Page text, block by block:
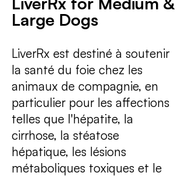
Large Dogs
LiverRx est destiné à soutenir
la santé du foie chez les
animaux de compagnie, en
particulier pour les affections
telles que l'hépatite, la
cirrhose, la stéatose
hépatique, les lésions
métaboliques toxiques et le